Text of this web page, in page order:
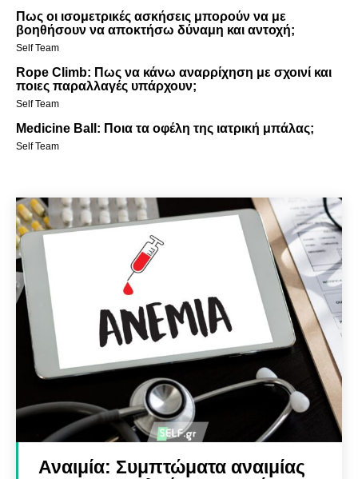
Πως οι ισομετρικές ασκήσεις μπορούν να με
βοηθήσουν να αποκτήσω δύναμη και αντοχή;
Self Team
Rope Climb: Πως να κάνω αναρρίχηση με σχοινί και
ποιες παραλλαγές υπάρχουν;
Self Team
Medicine Ball: Ποια τα οφέλη της ιατρική μπάλας;
Self Team
Αναιμία: Συμπτώματα αναιμίας